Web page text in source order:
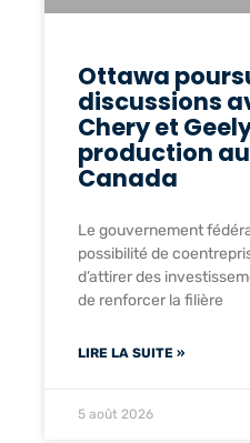
Ottawa
discussions
Chery et
production
Canada
Le gouvernement
possibilité de
d’attirer des
de renforcer la filière
LIRE LA SUITE »
5 août 2026